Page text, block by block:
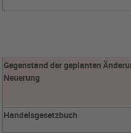
Gegenstand der geplanten
Neuerung
Handelsgesetzbuch